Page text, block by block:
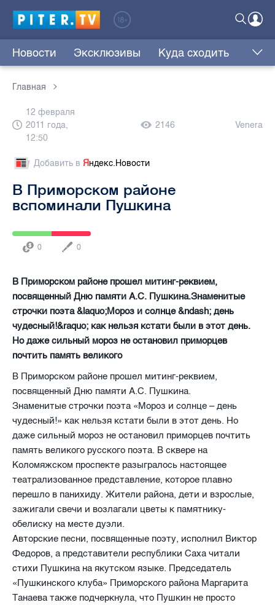
Новости Эксклюзивы Куда сходить
Главная
12 февраля
2011 года,
12:50
2146 Venera
Добавить в Яндекс.Новости
В Приморском районе
вспоминали Пушкина
0 0
В Приморском районе прошел митинг-реквием,
посвященный Дню памяти А.С. Пушкина.Знаменитые
строчки поэта &laquo;Мороз и солнце &ndash; день
чудесный!&raquo; как нельзя кстати были в этот день.
Но даже сильный мороз не остановил приморцев
почтить память великого
В Приморском районе прошел митинг-реквием,
посвященный Дню памяти А.С. Пушкина.
Знаменитые строчки поэта «Мороз и солнце – день
чудесный!» как нельзя кстати были в этот день. Но
даже сильный мороз не остановил приморцев почтить
память великого русского поэта. В сквере на
Коломяжском проспекте разыгралось настоящее
театрализованное представление, которое плавно
перешло в панихиду. Жители района, дети и взрослые,
зажигали свечи и возлагали цветы к памятнику-
обелиску на месте дуэли.
Авторские песни, посвященные поэту, исполнил Виктор
Федоров, а представители республики Саха читали
стихи Пушкина на якутском языке. Председатель
«Пушкинского клуба» Приморского района Маргарита
Танаева также подчеркнула, что Пушкин не просто